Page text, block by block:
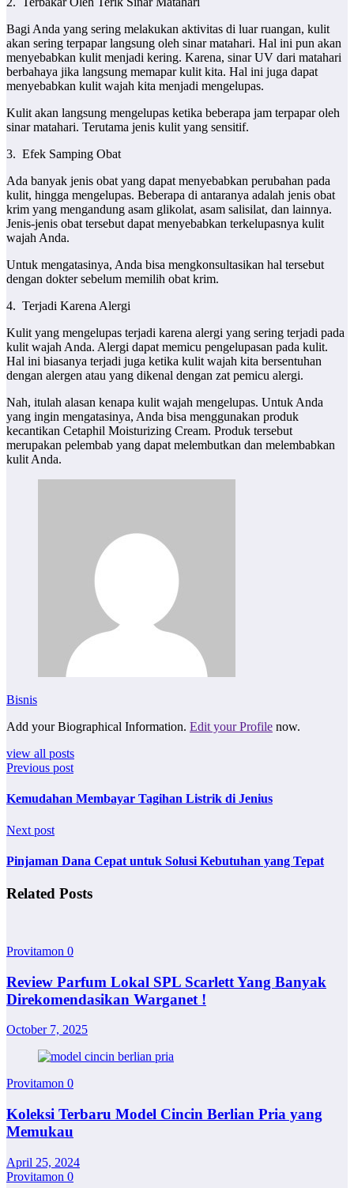
Bagi Anda yang sering melakukan aktivitas di luar ruangan, kulit
akan sering terpapar langsung oleh sinar matahari. Hal ini pun akan
menyebabkan kulit menjadi kering. Karena, sinar UV dari matahari
berbahaya jika langsung memapar kulit kita. Hal ini juga dapat
menyebabkan kulit wajah kita menjadi mengelupas.
Kulit akan langsung mengelupas ketika beberapa jam terpapar oleh
sinar matahari. Terutama jenis kulit yang sensitif.
3. Efek Samping Obat
Ada banyak jenis obat yang dapat menyebabkan perubahan pada
kulit, hingga mengelupas. Beberapa di antaranya adalah jenis obat
krim yang mengandung asam glikolat, asam salisilat, dan lainnya.
Jenis-jenis obat tersebut dapat menyebabkan terkelupasnya kulit
wajah Anda.
Untuk mengatasinya, Anda bisa mengkonsultasikan hal tersebut
dengan dokter sebelum memilih obat krim.
4. Terjadi Karena Alergi
Kulit yang mengelupas terjadi karena alergi yang sering terjadi pada
kulit wajah Anda. Alergi dapat memicu pengelupasan pada kulit.
Hal ini biasanya terjadi juga ketika kulit wajah kita bersentuhan
dengan alergen atau yang dikenal dengan zat pemicu alergi.
Nah, itulah alasan kenapa kulit wajah mengelupas. Untuk Anda
yang ingin mengatasinya, Anda bisa menggunakan produk
kecantikan Cetaphil Moisturizing Cream. Produk tersebut
merupakan pelembab yang dapat melembutkan dan melembabkan
kulit Anda.
Bisnis
Add your Biographical Information. Edit your Profile now.
view all posts
Previous post
Kemudahan Membayar Tagihan Listrik di Jenius
Next post
Pinjaman Dana Cepat untuk Solusi Kebutuhan yang Tepat
Related Posts
Provitamon 0
Review Parfum Lokal SPL Scarlett Yang Banyak
Direkomendasikan Warganet !
October 7, 2025
Provitamon 0
Koleksi Terbaru Model Cincin Berlian Pria yang
Memukau
April 25, 2024
Provitamon 0